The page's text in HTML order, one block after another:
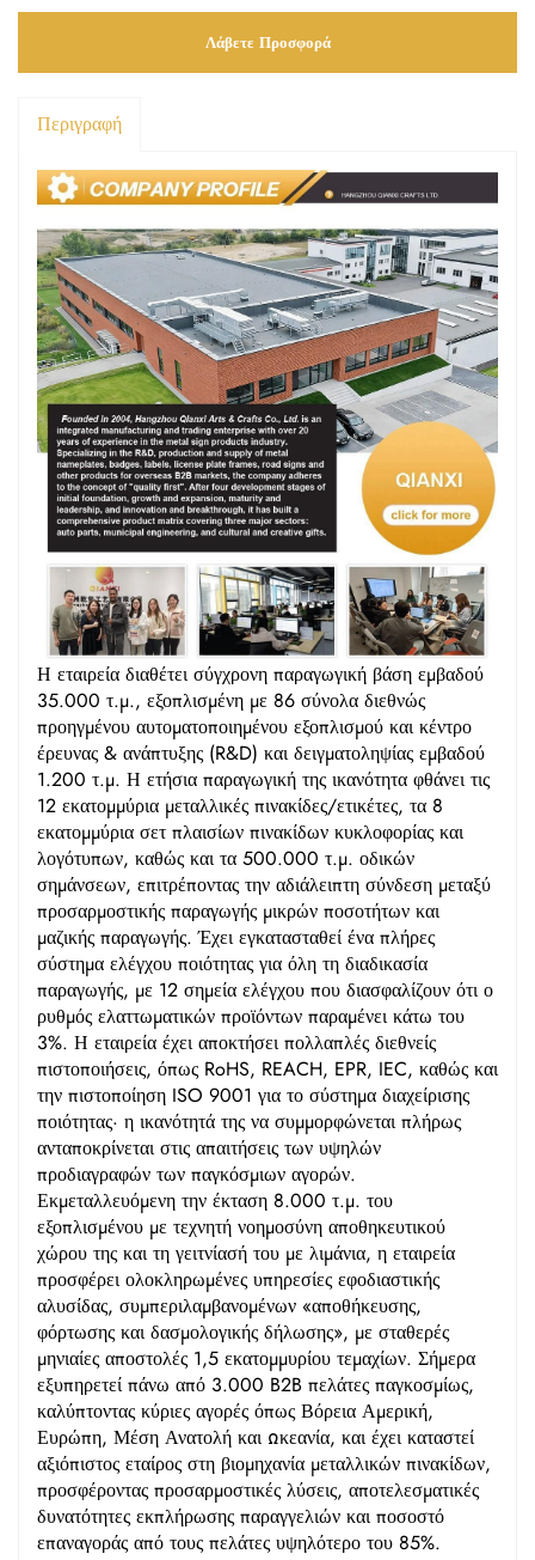
Λάβετε Προσφορά
Περιγραφή
Η εταιρεία διαθέτει σύγχρονη παραγωγική βάση εμβαδού
35.000 τ.μ., εξοπλισμένη με 86 σύνολα διεθνώς
προηγμένου αυτοματοποιημένου εξοπλισμού και κέντρο
έρευνας & ανάπτυξης (R&D) και δειγματοληψίας εμβαδού
1.200 τ.μ. Η ετήσια παραγωγική της ικανότητα φθάνει τις
12 εκατομμύρια μεταλλικές πινακίδες/ετικέτες, τα 8
εκατομμύρια σετ πλαισίων πινακίδων κυκλοφορίας και
λογότυπων, καθώς και τα 500.000 τ.μ. οδικών
σημάνσεων, επιτρέποντας την αδιάλειπτη σύνδεση μεταξύ
προσαρμοστικής παραγωγής μικρών ποσοτήτων και
μαζικής παραγωγής. Έχει εγκατασταθεί ένα πλήρες
σύστημα ελέγχου ποιότητας για όλη τη διαδικασία
παραγωγής, με 12 σημεία ελέγχου που διασφαλίζουν ότι ο
ρυθμός ελαττωματικών προϊόντων παραμένει κάτω του
3%. Η εταιρεία έχει αποκτήσει πολλαπλές διεθνείς
πιστοποιήσεις, όπως RoHS, REACH, EPR, IEC, καθώς και
την πιστοποίηση ISO 9001 για το σύστημα διαχείρισης
ποιότητας· η ικανότητά της να συμμορφώνεται πλήρως
ανταποκρίνεται στις απαιτήσεις των υψηλών
προδιαγραφών των παγκόσμιων αγορών.
Εκμεταλλευόμενη την έκταση 8.000 τ.μ. του
εξοπλισμένου με τεχνητή νοημοσύνη αποθηκευτικού
χώρου της και τη γειτνίασή του με λιμάνια, η εταιρεία
προσφέρει ολοκληρωμένες υπηρεσίες εφοδιαστικής
αλυσίδας, συμπεριλαμβανομένων «αποθήκευσης,
φόρτωσης και δασμολογικής δήλωσης», με σταθερές
μηνιαίες αποστολές 1,5 εκατομμυρίου τεμαχίων. Σήμερα
εξυπηρετεί πάνω από 3.000 B2B πελάτες παγκοσμίως,
καλύπτοντας κύριες αγορές όπως Βόρεια Αμερική,
Ευρώπη, Μέση Ανατολή και Ωκεανία, και έχει καταστεί
αξιόπιστος εταίρος στη βιομηχανία μεταλλικών πινακίδων,
προσφέροντας προσαρμοστικές λύσεις, αποτελεσματικές
δυνατότητες εκπλήρωσης παραγγελιών και ποσοστό
επαναγοράς από τους πελάτες υψηλότερο του 85%.